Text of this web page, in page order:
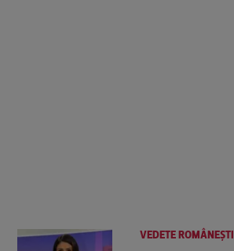
VEDETE ROMÂNEŞTI